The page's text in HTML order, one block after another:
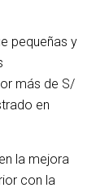
pequeñas y
más de S/
en
la mejora
con la